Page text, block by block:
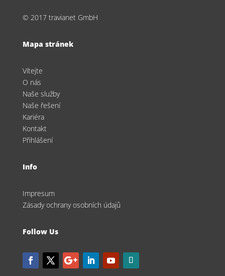
© 2017 travianet GmbH
Mapa stránek
Vítejte
O nás
Naše služby
Naše řešení
Kariéra
Kontakt
Přihlášení
Info
Impresum
Zásady ochrany osobních údajů
Follow Us